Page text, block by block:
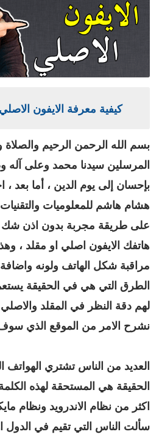
كيفية معرفة الايفون
بسم الله الرحمن الرحيم
المرسلين سيدنا محمد وعلى آله
بإحسان إلى يوم الدين ، أما بعد ،
هشام هاشم للمعلوميات
على طريقة مجربة بدون اذن
هاتفك الايفون اصلي او مقلد ،
مراقبة شكل الهاتف ولونه
الطرق التي هي في الحقيقة
لهم دقة النظر في المقلد
نشرح الامر من الموقع الذي
العديد من الناس تشتري الهواتف
الحقيقة هي المستحقة لهذه
اكثر من نظام الاندرويد ونظام
سألت الناس التي تقيم في الدول